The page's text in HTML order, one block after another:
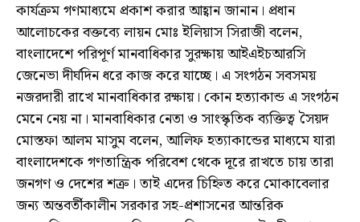
কার্যক্রম গণমাধ্যমে প্রকাশ করার আহ্বান জানান। প্রধান
আলোচকের বক্তব্যে লায়ন মোঃ ইলিয়াস সিরাজী বলেন,
বাংলাদেশে পরিপূর্ণ মানবাধিকার সুরক্ষায় আইএইচআরসি
জেনেভা দীর্ঘদিন ধরে কাজ করে যাচ্ছে। এ সংগঠন সবসময়
নজরদারী রাখে মানবাধিকার রক্ষায়। কোন হত্যাকান্ড এ সংগঠন
মেনে নেয় না। মানবাধিকার নেতা ও সাংস্কৃতিক ব্যক্তিত্ব সৈয়দ
মোস্তফা আলম মাসুম বলেন, আলিফ হত্যাকান্ডের মাধ্যমে যারা
বাংলাদেশকে গণতান্ত্রিক পরিবেশ থেকে দূরে রাখতে চায় তারা
জনগণ ও দেশের শত্রু। তাই এদের চিহ্নিত করে মোকাবেলার
জন্য অন্তবর্তীকালীন সরকার সহ-প্রশাসনের আন্তরিক